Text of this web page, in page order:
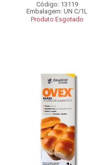
Código: 13119
Embalagem: UN C/1L
Produto Esgotado